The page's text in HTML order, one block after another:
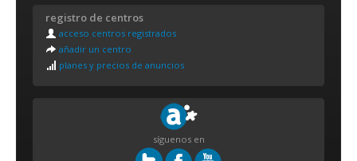
registro de centros
acceso centros registrados
añadir un centro
planes y precios de anuncios
síguenos en